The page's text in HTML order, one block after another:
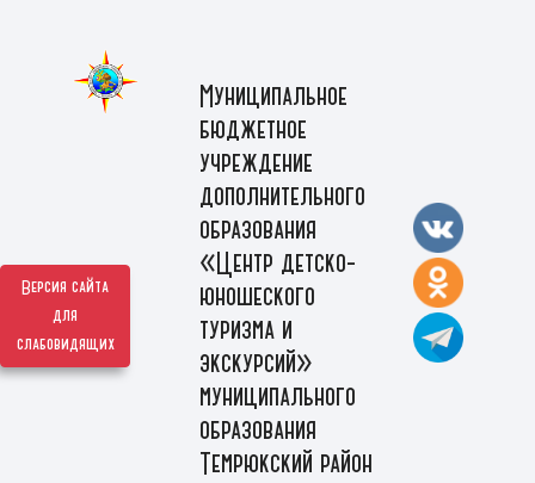
Версия сайта
для
слабовидящих
Муниципальное
бюджетное
учреждение
дополнительного
образования
«Центр детско-
юношеского
туризма и
экскурсий»
муниципального
образования
Темрюкский район